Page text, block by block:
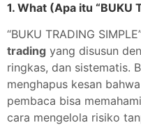
1. What (Apa itu “BUKU
“BUKU TRADING
trading yang disusun
ringkas, dan sistematis.
menghapus kesan
pembaca bisa
cara mengelola risiko